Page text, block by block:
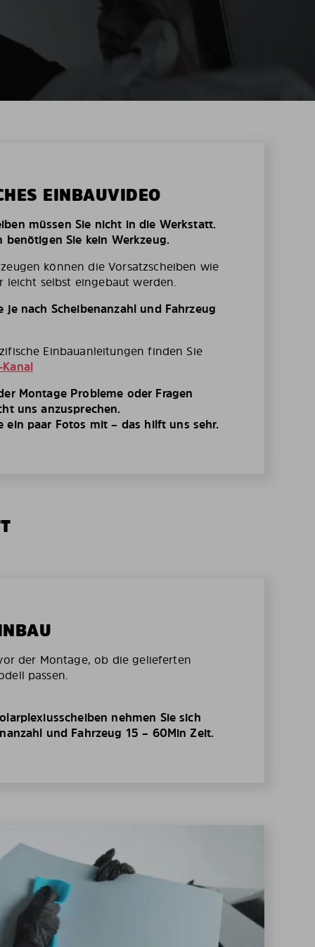
EINBAUVIDEO
müssen Sie nicht in die Werkstatt.
benötigen Sie kein Werkzeug.
können die Vorsatzscheiben wie
leicht selbst eingebaut werden.
je nach Scheibenanzahl und Fahrzeug
Einbauanleitungen finden Sie
Kanal
Montage Probleme oder Fragen
uns anzusprechen.
ein paar Fotos mit – das hilft uns sehr.
der Montage, ob die gelieferten
passen.
nehmen Sie sich
und Fahrzeug 15 – 60Min Zeit.